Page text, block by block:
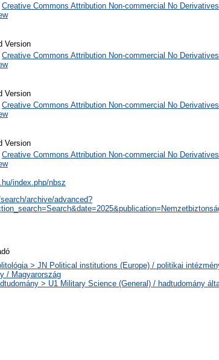
Creative Commons Attribution Non-commercial No Derivatives
Version
Creative Commons Attribution Non-commercial No Derivatives
Version
Creative Commons Attribution Non-commercial No Derivatives
Version
Creative Commons Attribution Non-commercial No Derivatives
index.php/nbsz
archive/advanced?
> JN Political institutions (Europe) / politikai
/ Magyarország
> U1 Military Science (General) / hadtudomány